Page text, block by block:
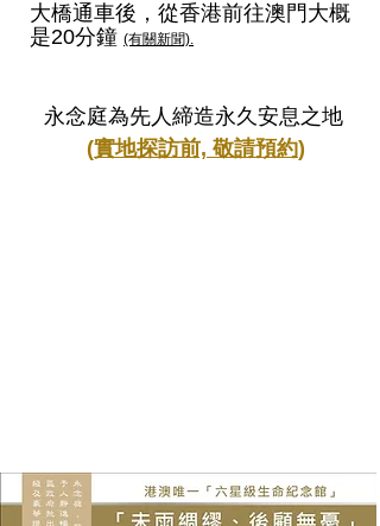
大橋通車後， 從香港前往澳門大概
是20分鐘 (有關新聞).
永念庭為先人締造永久安息之地
(實地探訪前, 敬請預約)